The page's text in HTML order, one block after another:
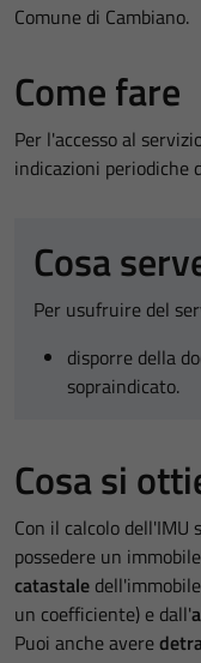
Comune di Cambiano.
Come fare
Per l'accesso al
indicazioni periodiche
Cosa
Per usufruire del
disporre della
sopraindicato.
Cosa si
Con il calcolo
possedere un
catastale
un coefficiente) e dall'
Puoi anche avere